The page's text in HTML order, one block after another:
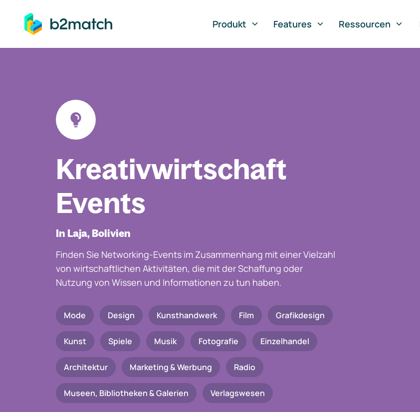
springen
Produkt
Features Ressourcen
Kreativwirtschaft
Events
In Laja, Bolivien
Finden Sie Networking-Events im Zusammenhang mit einer Vielzahl
von wirtschaftlichen Aktivitäten, die mit der Schaffung oder
Nutzung von Wissen und Informationen zu tun haben.
Mode Design Kunsthandwerk Film Grafikdesign
Kunst Spiele Musik Fotografie Einzelhandel
Architektur Marketing & Werbung Radio
Museen, Bibliotheken & Galerien Verlagswesen